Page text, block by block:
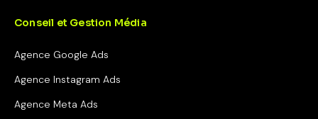
Conseil et Gestion Média
Agence Google Ads
Agence Instagram Ads
Agence Meta Ads